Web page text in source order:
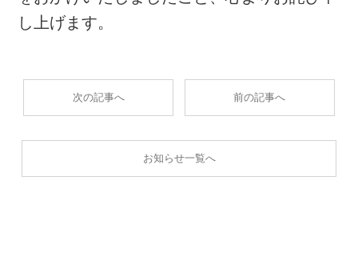
し上げます。
次の記事へ 前の記事へ
お知らせ一覧へ